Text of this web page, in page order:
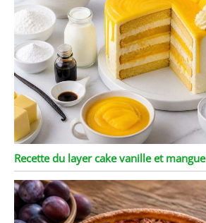
Recette du layer cake vanille et mangue